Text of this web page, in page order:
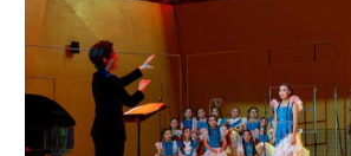
地方频道
北京 河北
辽宁 吉林 上海